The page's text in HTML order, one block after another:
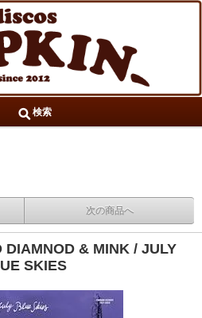
検索
次の商品へ
DIAMNOD & MINK / JULY
SKIES